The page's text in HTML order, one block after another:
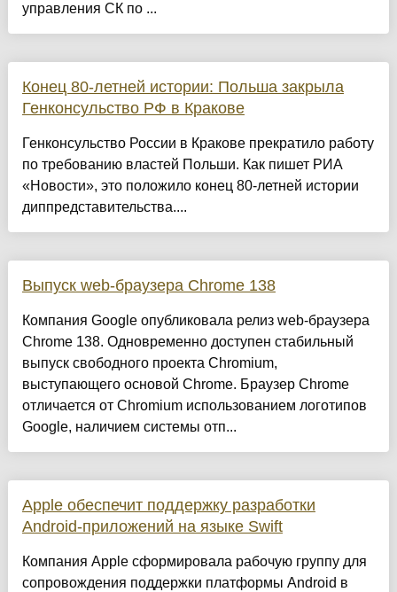
управления СК по ...
Конец 80-летней истории: Польша закрыла
Генконсульство РФ в Кракове
Генконсульство России в Кракове прекратило работу
по требованию властей Польши. Как пишет РИА
«Новости», это положило конец 80-летней истории
диппредставительства....
Выпуск web-браузера Chrome 138
Компания Google опубликовала релиз web-браузера
Chrome 138. Одновременно доступен стабильный
выпуск свободного проекта Chromium,
выступающего основой Chrome. Браузер Chrome
отличается от Chromium использованием логотипов
Google, наличием системы отп...
Apple обеспечит поддержку разработки
Android-приложений на языке Swift
Компания Apple сформировала рабочую группу для
сопровождения поддержки платформы Android в